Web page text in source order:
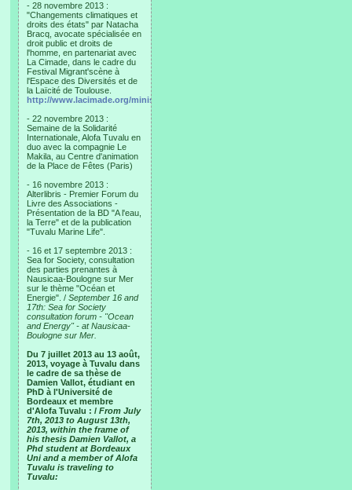
- 28 novembre 2013 :
"Changements climatiques et
droits des états" par Natacha
Bracq, avocate spécialisée en
droit public et droits de
l'homme, en partenariat avec
La Cimade, dans le cadre du
Festival Migrant'scène à
l'Espace des Diversités et de
la Laïcité de Toulouse.
http://www.lacimade.org/minisites/migrantscene
- 22 novembre 2013 :
Semaine de la Solidarité
Internationale, Alofa Tuvalu en
duo avec la compagnie Le
Makila, au Centre d'animation
de la Place de Fêtes (Paris)
- 16 novembre 2013 :
Alterlibris - Premier Forum du
Livre des Associations -
Présentation de la BD "A l'eau,
la Terre" et de la publication
"Tuvalu Marine Life".
- 16 et 17 septembre 2013 :
Sea for Society, consultation
des parties prenantes à
Nausicaa-Boulogne sur Mer
sur le thème "Océan et
Energie". / September 16 and
17th: Sea for Society
consultation forum - "Ocean
and Energy" - at Nausicaa-
Boulogne sur Mer.
Du 7 juillet 2013 au 13 août,
2013, voyage à Tuvalu dans
le cadre de sa thèse de
Damien Vallot, étudiant en
PhD à l'Université de
Bordeaux et membre
d'Alofa Tuvalu : / From July
7th, 2013 to August 13th,
2013, within the frame of
his thesis Damien Vallot, a
Phd student at Bordeaux
Uni and a member of Alofa
Tuvalu is traveling to
Tuvalu: